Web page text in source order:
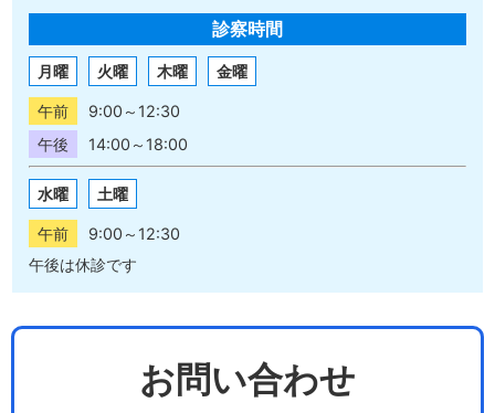
診察時間
月曜 火曜 木曜 金曜
午前
9:00～12:30
午後
14:00～18:00
水曜 土曜
午前
9:00～12:30
午後は休診です
お問い合わせ